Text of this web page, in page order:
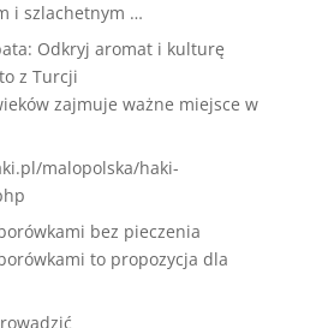
i szlachetnym …
Odkryj aromat i kulturę
z Turcji
zajmuje ważne miejsce w
malopolska/haki-
bez pieczenia
to propozycja dla